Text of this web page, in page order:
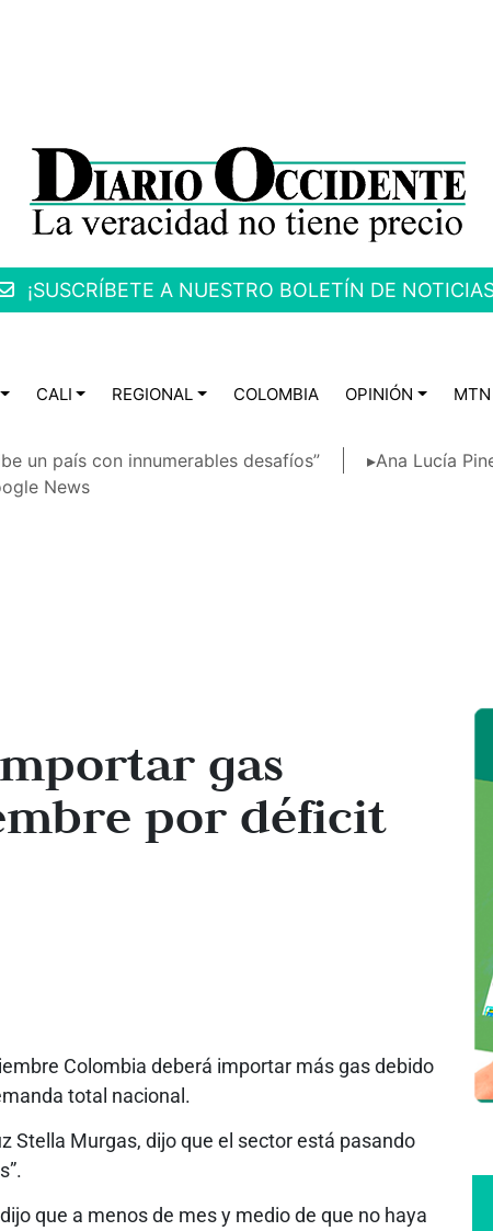
¡SUSCRÍBETE A NUESTRO BOLETÍN DE
CALI REGIONAL COLOMBIA OPINIÓN MTN
un país con innumerables desafíos”
▸Ana Lucía
News
gas
por déficit
Colombia deberá importar más gas debido
total nacional.
Stella Murgas, dijo que el sector está pasando
que a menos de mes y medio de que no haya